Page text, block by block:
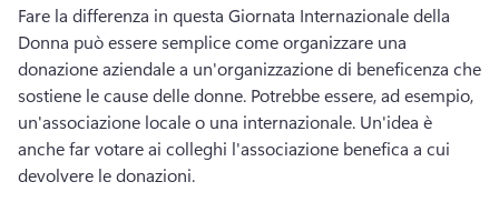
Fare la differenza in questa Giornata Internazionale della
Donna può essere semplice come organizzare una
donazione aziendale a un'organizzazione di beneficenza che
sostiene le cause delle donne. Potrebbe essere, ad esempio,
un'associazione locale o una internazionale. Un'idea è
anche far votare ai colleghi l'associazione benefica a cui
devolvere le donazioni.